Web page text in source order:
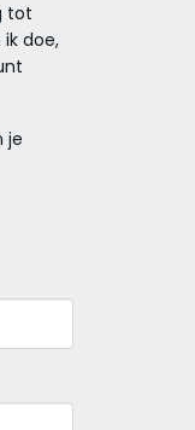
tot
doe,
je